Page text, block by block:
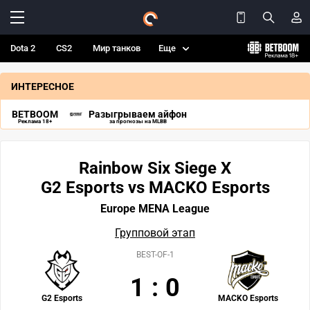
Dota 2 CS2 Мир танков Еще
ИНТЕРЕСНОЕ
BETBOOM
Реклама 18+
Разыгрываем айфон
за прогнозы на MLBB
Rainbow Six Siege X
G2 Esports vs MACKO Esports
Europe MENA League
Групповой этап
G2 Esports MACKO Esports
BEST-OF-1
1 : 0